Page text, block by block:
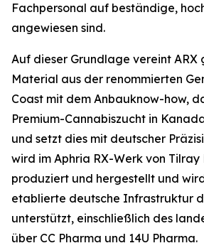
Fachpersonal auf beständige,
angewiesen sind.
Auf dieser Grundlage vereint ARX
Material aus der renommierten
Coast mit dem Anbauknow-how,
Premium-Cannabiszucht in
und setzt dies mit deutscher
wird im Aphria RX-Werk von Tilray
produziert und hergestellt und
etablierte deutsche Infrastruktur
unterstützt, einschließlich des
über CC Pharma und 14U Pharma.